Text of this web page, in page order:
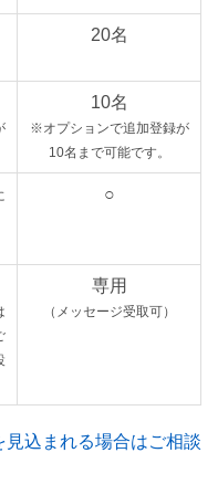
20名
10名
※オプションで追加登録が
10名まで可能です。
○
専用
（メッセージ受取可）
込まれる場合はご相談